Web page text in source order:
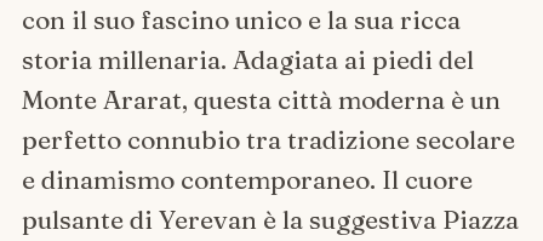
con il suo fascino unico e la sua ricca
storia millenaria. Adagiata ai piedi del
Monte Ararat, questa città moderna è un
perfetto connubio tra tradizione secolare
e dinamismo contemporaneo. Il cuore
pulsante di Yerevan è la suggestiva Piazza